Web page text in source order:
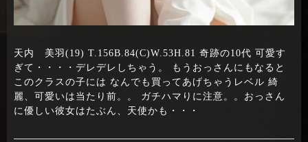
天内 美羽(19) T.156B.84(C)W.53H.81 奇跡の10代 可愛す
ぎて・・・・デレデレしちゃう。 もうおっさんにもなると
このクラスの子には なんでも買ってあげちゃうレベル 綺
麗、可愛いは当たり前。。 ガチハマりに注意。。おっさん
に優しい彼女はたぶん、天使かも・・・